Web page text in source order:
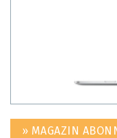
» MAGAZIN